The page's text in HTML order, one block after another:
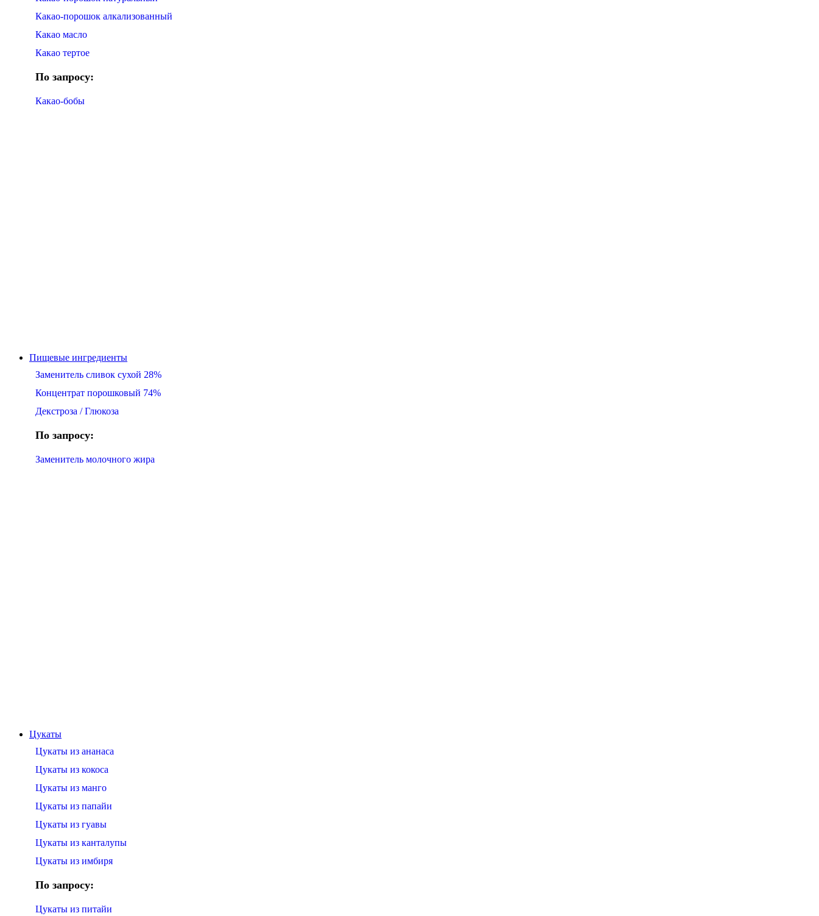
Какао-порошок алкализованный
Какао масло
Какао тертое
По запросу:
Какао-бобы
Пищевые ингредиенты
Заменитель сливок сухой 28%
Концентрат порошковый 74%
Декстроза / Глюкоза
По запросу:
Заменитель молочного жира
Цукаты
Цукаты из ананаса
Цукаты из кокоса
Цукаты из манго
Цукаты из папайи
Цукаты из гуавы
Цукаты из канталупы
Цукаты из имбиря
По запросу:
Цукаты из питайи